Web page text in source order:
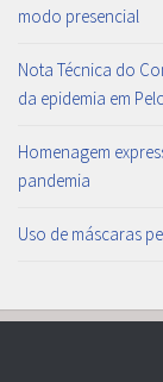
modo presencial
Nota Técnica do
da epidemia em
Homenagem
pandemia
Uso de máscaras